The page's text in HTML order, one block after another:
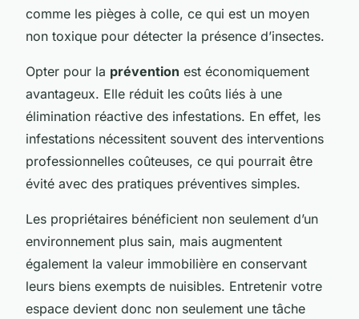
comme les pièges à colle, ce qui est un moyen
non toxique pour détecter la présence d’insectes.
Opter pour la prévention est économiquement
avantageux. Elle réduit les coûts liés à une
élimination réactive des infestations. En effet, les
infestations nécessitent souvent des interventions
professionnelles coûteuses, ce qui pourrait être
évité avec des pratiques préventives simples.
Les propriétaires bénéficient non seulement d’un
environnement plus sain, mais augmentent
également la valeur immobilière en conservant
leurs biens exempts de nuisibles. Entretenir votre
espace devient donc non seulement une tâche